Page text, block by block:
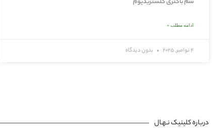
ادامه مطلب »
4 نوامبر, 2025 بدون دیدگاه
درباره کلینیک نـهـال